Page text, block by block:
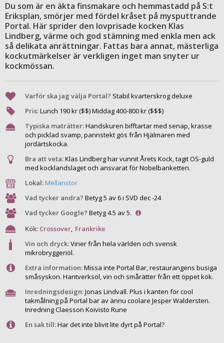
Du som är en äkta finsmakare och hemmastadd på S:t
Eriksplan, smörjer med fördel kråset på mysputtrande
Portal. Här sprider den lovprisade kocken Klas
Lindberg, värme och god stämning med enkla men ack
så delikata anrättningar. Fattas bara annat, mästerliga
kockutmärkelser är verkligen inget man snyter ur
kockmössan.
Varför ska jag välja Portal? Stabil kvarterskrog deluxe
Pris: Lunch 190kr ($$) Middag400-800kr ($$$)
Typiska maträtter: Handskuren bifftartar med senap, krasse
och picklad svamp, pannstekt gös från Hjälmaren med
jordärtskocka.
Bra att veta:Klas Lindberg har vunnit Årets Kock, tagit OS-guld
med kocklandslaget och ansvarat för Nobelbanketten.
Lokal:Mellanstor
Vad tycker andra? Betyg 5 av 6 i SVD dec -24
Vad tycker Google? Betyg 4.5 av 5.
Kök: Crossover, Frankrike
Vin och dryck:Viner från hela världen och svensk
mikrobryggeriöl.
Extra information:Missa inte Portal Bar, restaurangens busiga
småsyskon. Hantverksöl, vin och smårätter från ett öppet kök.
Inredningsdesign:Jonas Lindvall. Plus i kanten för cool
takmålning på Portal bar av ännu coolare Jesper Waldersten.
Inredning Claesson Koivisto Rune
En sak till:Har det inte blivit lite dyrt på Portal?